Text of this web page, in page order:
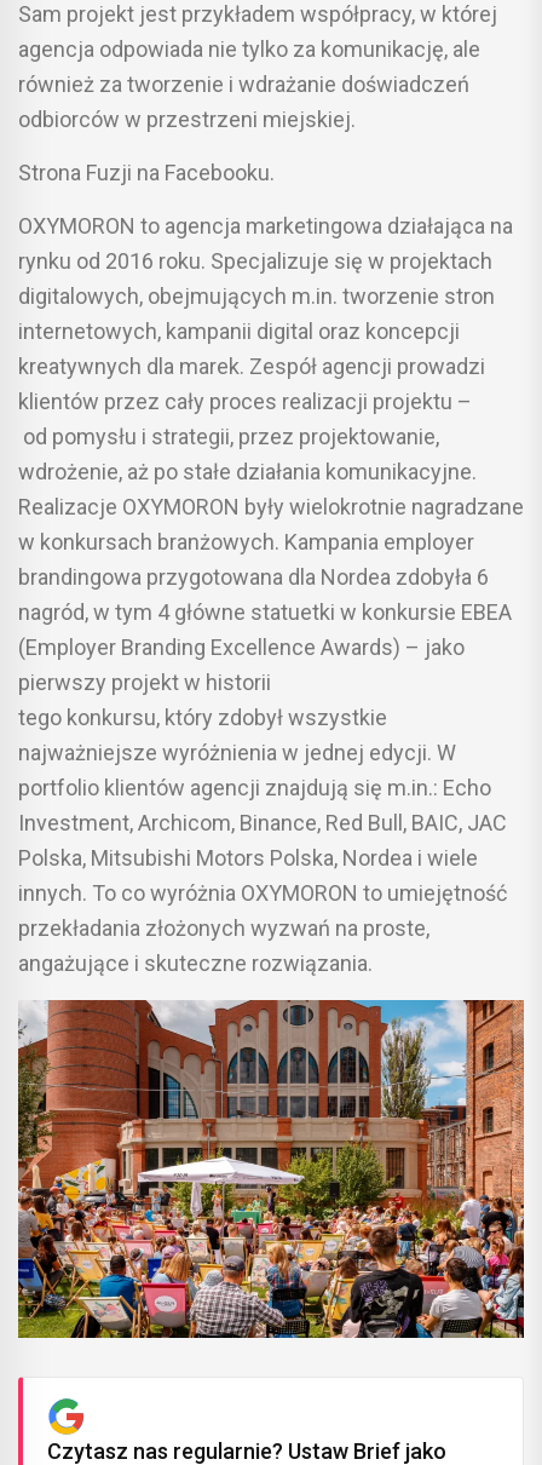
Sam projekt jest przykładem współpracy, w której
agencja odpowiada nie tylko za komunikację, ale
również za tworzenie i wdrażanie doświadczeń
odbiorców w przestrzeni miejskiej.
Strona Fuzji na Facebooku.
OXYMORON to agencja marketingowa działająca na
rynku od 2016 roku. Specjalizuje się w projektach
digitalowych, obejmujących m.in. tworzenie stron
internetowych, kampanii digital oraz koncepcji
kreatywnych dla marek. Zespół agencji prowadzi
klientów przez cały proces realizacji projektu –
od pomysłu i strategii, przez projektowanie,
wdrożenie, aż po stałe działania komunikacyjne.
Realizacje OXYMORON były wielokrotnie nagradzane
w konkursach branżowych. Kampania employer
brandingowa przygotowana dla Nordea zdobyła 6
nagród, w tym 4 główne statuetki w konkursie EBEA
(Employer Branding Excellence Awards) – jako
pierwszy projekt w historii
tego konkursu, który zdobył wszystkie
najważniejsze wyróżnienia w jednej edycji. W
portfolio klientów agencji znajdują się m.in.: Echo
Investment, Archicom, Binance, Red Bull, BAIC, JAC
Polska, Mitsubishi Motors Polska, Nordea i wiele
innych. To co wyróżnia OXYMORON to umiejętność
przekładania złożonych wyzwań na proste,
angażujące i skuteczne rozwiązania.
Czytasz nas regularnie? Ustaw Brief jako